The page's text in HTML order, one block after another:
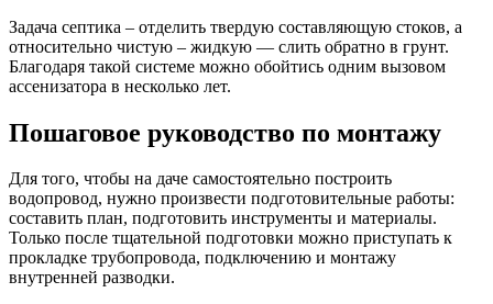
Задача септика – отделить твердую составляющую стоков, а
относительно чистую – жидкую — слить обратно в грунт.
Благодаря такой системе можно обойтись одним вызовом
ассенизатора в несколько лет.
Пошаговое руководство по монтажу
Для того, чтобы на даче самостоятельно построить
водопровод, нужно произвести подготовительные работы:
составить план, подготовить инструменты и материалы.
Только после тщательной подготовки можно приступать к
прокладке трубопровода, подключению и монтажу
внутренней разводки.